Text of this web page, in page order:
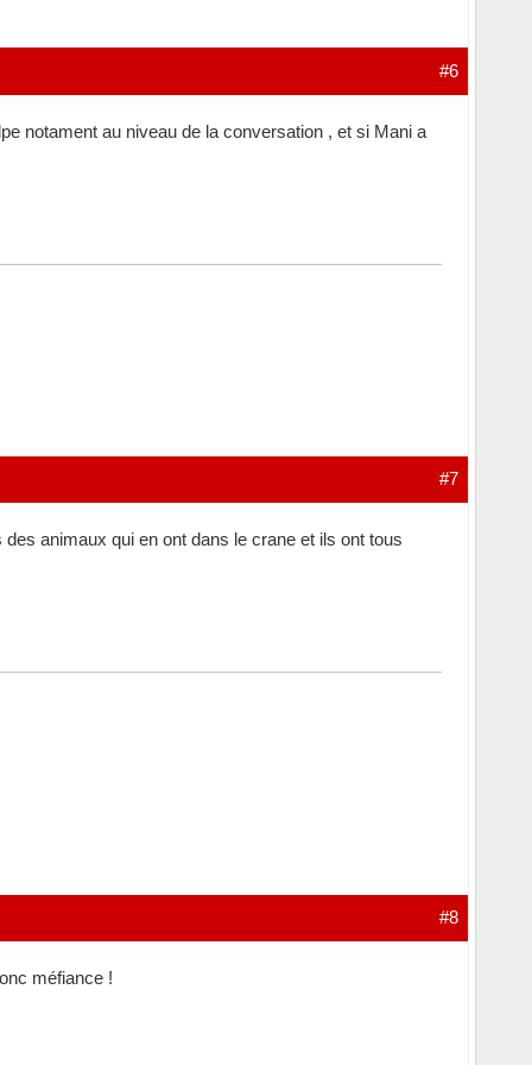
#6
notament au niveau de la conversation , et si Mani a
#7
animaux qui en ont dans le crane et ils ont tous
#8
méfiance !